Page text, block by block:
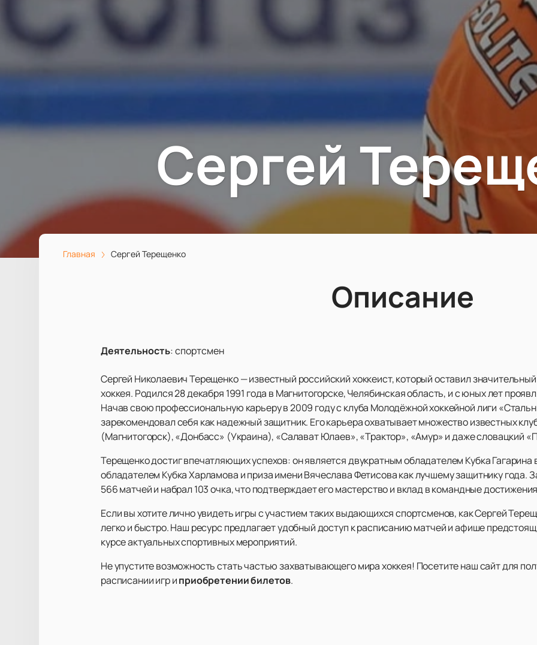
Сергей
Главная Сергей Терещенко
Описание
Деятельность:спортсмен
Сергей Николаевич Терещенко — известный российский хоккеист, который оставил
хоккея. Родился 28 декабря 1991 года в Магнитогорске, Челябинская область, и с юных лет
Начав свою профессиональную карьеру в 2009 году с клуба Молодёжной хоккейной лиги
зарекомендовал себя как надежный защитник. Его карьера охватывает множество известных
(Магнитогорск), «Донбасс» (Украина), «Салават Юлаев», «Трактор», «Амур» и даже словацкий
Терещенко достиг впечатляющих успехов: он является двукратным обладателем Кубка Гагарина
обладателем Кубка Харламова и приза имени Вячеслава Фетисова как лучшему защитнику года.
566 матчей и набрал 103 очка, что подтверждает его мастерство и вклад в командные
Если вы хотите лично увидеть игры с участием таких выдающихся спортсменов, как Сергей
легко и быстро. Наш ресурс предлагает удобный доступ к расписанию матчей и афише
курсе актуальных спортивных мероприятий.
Не упустите возможность стать частью захватывающего мира хоккея! Посетите наш сайт для
расписании игр иприобретении билетов.